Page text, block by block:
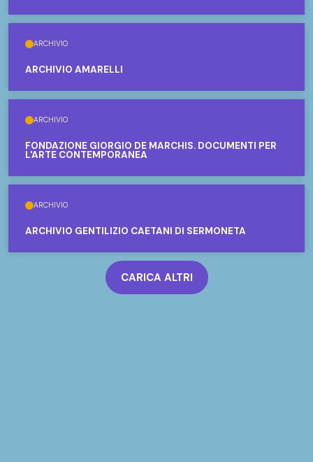
ARCHIVIO
ARCHIVIO AMARELLI
ARCHIVIO
FONDAZIONE GIORGIO DE MARCHIS. DOCUMENTI PER
L'ARTE CONTEMPORANEA
ARCHIVIO
ARCHIVIO GENTILIZIO CAETANI DI SERMONETA
CARICA ALTRI